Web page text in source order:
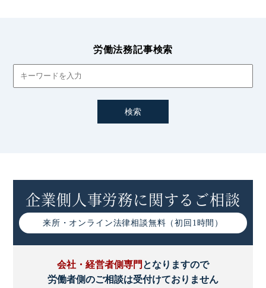
労働法務記事検索
企業側人事労務に関するご相談
来所・オンライン法律相談無料（初回1時間）
会社・経営者側専門 となりますので
労働者側のご相談は受付けておりません